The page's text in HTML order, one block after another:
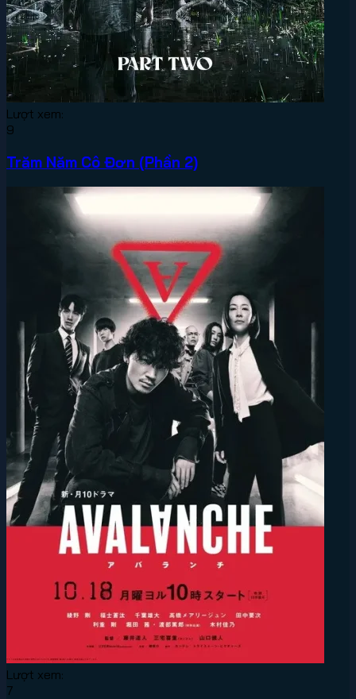
Lượt xem:
9
Trăm Năm Cô Đơn (Phần 2)
Lượt xem:
7